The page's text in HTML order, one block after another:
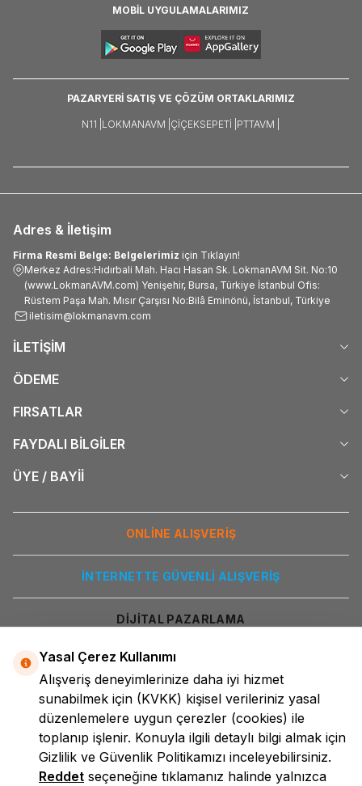
MOBİL UYGULAMALARIMIZ
PAZARYERİ SATIŞ VE ÇÖZÜM ORTAKLARIMIZ
N11 | LOKMANAVM | ÇIÇEKSEPETI | PTTAVM |
Adres & İletişim
Firma Resmi Belge: Belgelerimiz için Tıklayın!
Merkez Adres:Hıdırbali Mah. Hacı Hasan Sk. LokmanAVM Sit. No:10
(www.LokmanAVM.com) Yenişehir, Bursa, Türkiye İstanbul Ofis:
Rüstem Paşa Mah. Mısır Çarşısı No:Bilâ Eminönü, İstanbul, Türkiye
iletisim@lokmanavm.com
İLETİŞİM
ÖDEME
FIRSATLAR
FAYDALI BİLGİLER
ÜYE / BAYİİ
ONLİNE ALIŞVERİŞ
İNTERNETTE GÜVENLİ ALIŞVERİŞ
DİJİTAL PAZARLAMA
LokmanAVM
Yasal Çerez Kullanımı
Alışveriş deneyimlerinize daha iyi hizmet
sunabilmek için (KVKK) kişisel verileriniz yasal
düzenlemelere uygun çerezler (cookies) ile
toplanıp işlenir. Konuyla ilgili detaylı bilgi almak için
Gizlilik ve Güvenlik Politikamızı inceleyebilirsiniz.
Reddet seçeneğine tıklamanız halinde yalnızca